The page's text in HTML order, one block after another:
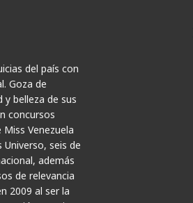
del país con
Goza de
belleza de sus
concursos
Venezuela
seis de
además
de relevancia
2009 al ser la